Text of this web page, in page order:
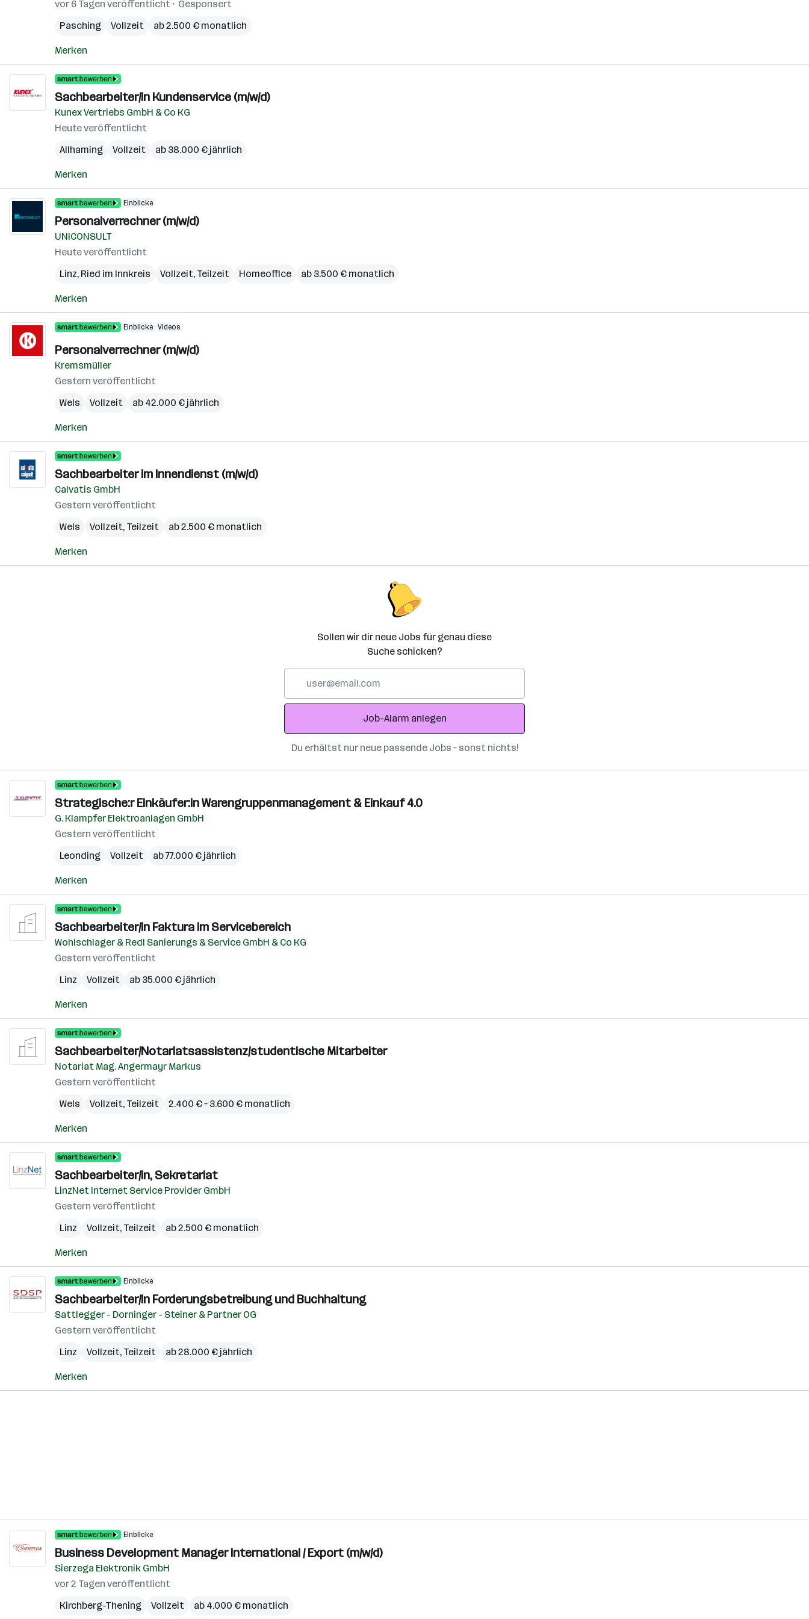
vor 6 Tagen veröffentlicht
Gesponsert
Pasching
Vollzeit ab 2.500 € monatlich
Merken
Sachbearbeiter/in Kundenservice (m/w/d)
Kunex Vertriebs GmbH & Co KG
Heute veröffentlicht
Allhaming
Vollzeit ab 38.000 € jährlich
Merken
Einblicke
Personalverrechner (m/w/d)
UNICONSULT
Heute veröffentlicht
Linz, Ried im Innkreis Vollzeit, Teilzeit Homeoffice ab 3.500 € monatlich
Merken
Einblicke Videos
Personalverrechner (m/w/d)
Kremsmüller
Gestern veröffentlicht
Wels
Vollzeit ab 42.000 € jährlich
Merken
Sachbearbeiter im Innendienst (m/w/d)
Calvatis GmbH
Gestern veröffentlicht
Wels
Vollzeit, Teilzeit ab 2.500 € monatlich
Merken
Sollen wir dir neue Jobs für genau diese
Suche schicken?
Adresse
Job-Alarm anlegen
Du erhältst nur neue passende Jobs – sonst nichts!
Strategische:r Einkäufer:in Warengruppenmanagement & Einkauf 4.0
G. Klampfer Elektroanlagen GmbH
Gestern veröffentlicht
Leonding
Vollzeit ab 77.000 € jährlich
Merken
Sachbearbeiter/in Faktura im Servicebereich
Wohlschlager & Redl Sanierungs & Service GmbH & Co KG
Gestern veröffentlicht
Linz
Vollzeit ab 35.000 € jährlich
Merken
Sachbearbeiter/Notariatsassistenz/studentische Mitarbeiter
Notariat Mag. Angermayr Markus
Gestern veröffentlicht
Wels
Vollzeit, Teilzeit 2.400 € – 3.600 € monatlich
Merken
Sachbearbeiter/in, Sekretariat
LinzNet Internet Service Provider GmbH
Gestern veröffentlicht
Linz
Vollzeit, Teilzeit ab 2.500 € monatlich
Merken
Einblicke
Sachbearbeiter/In Forderungsbetreibung und Buchhaltung
Sattlegger - Dorninger - Steiner & Partner OG
Gestern veröffentlicht
Linz
Vollzeit, Teilzeit ab 28.000 € jährlich
Merken
Einblicke
Business Development Manager International / Export (m/w/d)
Sierzega Elektronik GmbH
vor 2 Tagen veröffentlicht
Kirchberg-Thening
Vollzeit ab 4.000 € monatlich